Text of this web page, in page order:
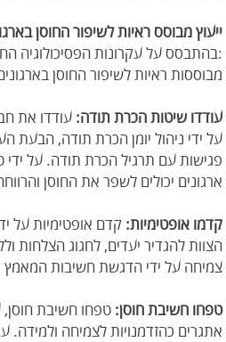
ייעוץ מבוסס ראיות לשיפור החוסן
:בהתבסס על עקרונות הפסיכולוגיה
מבוססות ראיות לשיפור החוסן
עודדו שיטות הכרת תודה: עודדו את
על ידי ניהול יומן הכרת תודה, הבעת
פגישות עם תרגיל הכרת תודה. על
ארגונים יכולים לשפר את החוסן
קדמו אופטימיות: קדם אופטימיות על
הצוות להגדיר יעדים, לחגוג הצלחות
צמיחה על ידי הדגשת חשיבות
טפחו חשיבת חוסן: טפחו חשיבת
אתגרים כהזדמנויות לצמיחה ולמידה.